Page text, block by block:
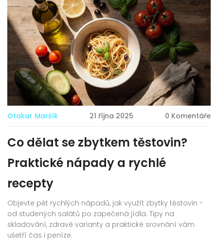
Otakar Maršík 21 října 2025 0 Komentáře
Co dělat se zbytkem těstovin?
Praktické nápady a rychlé
recepty
Objevte pět rychlých nápadů, jak využít zbytky těstovin -
od studených salátů po zapečená jídla. Tipy na
skladování, zdravé varianty a praktické srovnání vám
ušetří čas i peníze.